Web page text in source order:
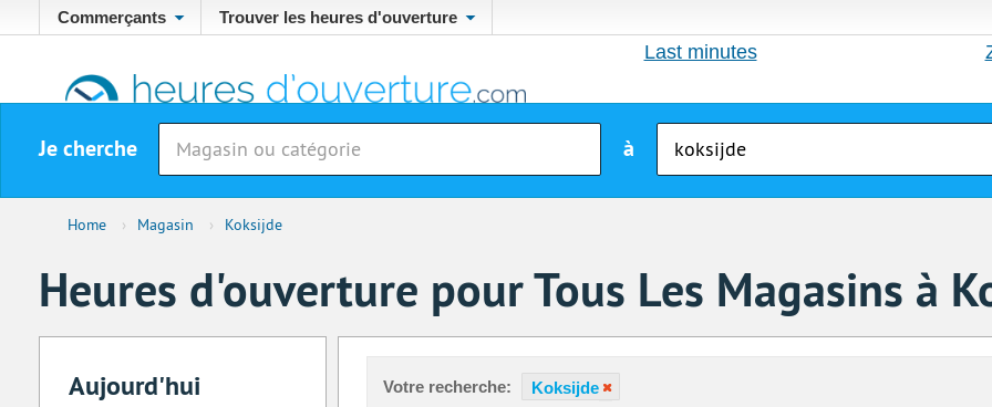
Commerçants Trouver les heures d'ouverture
Last minutes
Je cherche à
Home › Magasin › Koksijde
Heures d'ouverture pour Tous Les Magasins à
Aujourd'hui Votre recherche: Koksijde